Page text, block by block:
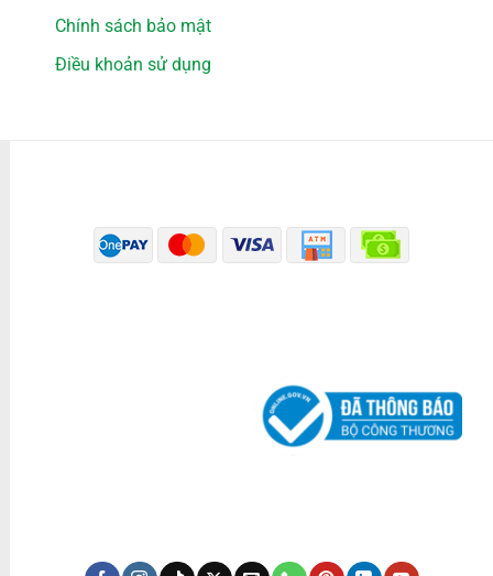
Chính sách bảo mật
Điều khoản sử dụng